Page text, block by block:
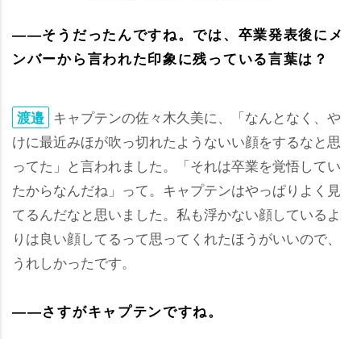
――そうだったんですね。では、卒業発表後にメ
ンバーから言われた印象に残っている言葉は？
渡邉 キャプテンの佐々木久美に、「なんとなく、
けに最近みほが吹っ切れたようないい顔をするなと思
ってた」と言われました。「それは卒業を覚悟してい
たからなんだね」って。キャプテンはやっぱりよく見
てるんだなと思いました。私も浮かない顔しているよ
りは良い顔してるって思ってくれたほうがいいので、
うれしかったです。
――さすがキャプテンですね。